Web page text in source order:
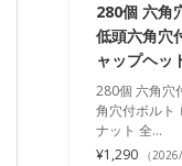
280個 六角
低頭六角穴
ャップヘッ
280個 六角穴
角穴付ボルト
ナット 全…
¥1,290
（